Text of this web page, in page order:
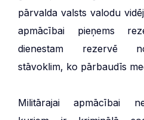
pārvalda valsts valodu
apmācībai pieņems
dienestam rezervē
stāvoklim, ko pārbaudīs
Militārajai apmācībai